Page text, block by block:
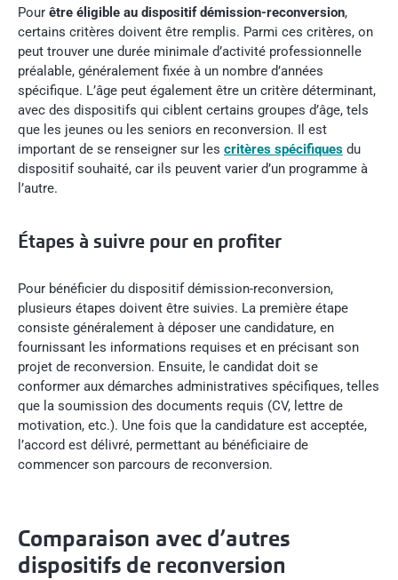
Pour être éligible au dispositif démission-reconversion,
certains critères doivent être remplis. Parmi ces critères, on
peut trouver une durée minimale d’activité professionnelle
préalable, généralement fixée à un nombre d’années
spécifique. L’âge peut également être un critère déterminant,
avec des dispositifs qui ciblent certains groupes d’âge, tels
que les jeunes ou les seniors en reconversion. Il est
important de se renseigner sur les critères spécifiques du
dispositif souhaité, car ils peuvent varier d’un programme à
l’autre.
Étapes à suivre pour en profiter
Pour bénéficier du dispositif démission-reconversion,
plusieurs étapes doivent être suivies. La première étape
consiste généralement à déposer une candidature, en
fournissant les informations requises et en précisant son
projet de reconversion. Ensuite, le candidat doit se
conformer aux démarches administratives spécifiques, telles
que la soumission des documents requis (CV, lettre de
motivation, etc.). Une fois que la candidature est acceptée,
l’accord est délivré, permettant au bénéficiaire de
commencer son parcours de reconversion.
Comparaison avec d’autres
dispositifs de reconversion